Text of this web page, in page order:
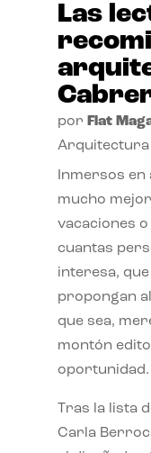
Las
por Flat
Arquitectura
Inmersos
mucho
vacaciones
cuantas
interesa,
propongan
que sea,
montón
oportunidad.
Tras la lista
Carla